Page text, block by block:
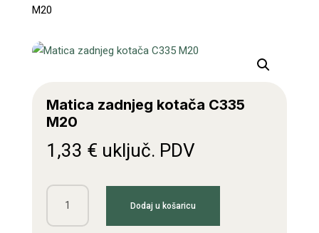
M20
Matica zadnjeg kotača C335
M20
1,33 € uključ. PDV
Matica
zadnjeg
Dodaj u košaricu